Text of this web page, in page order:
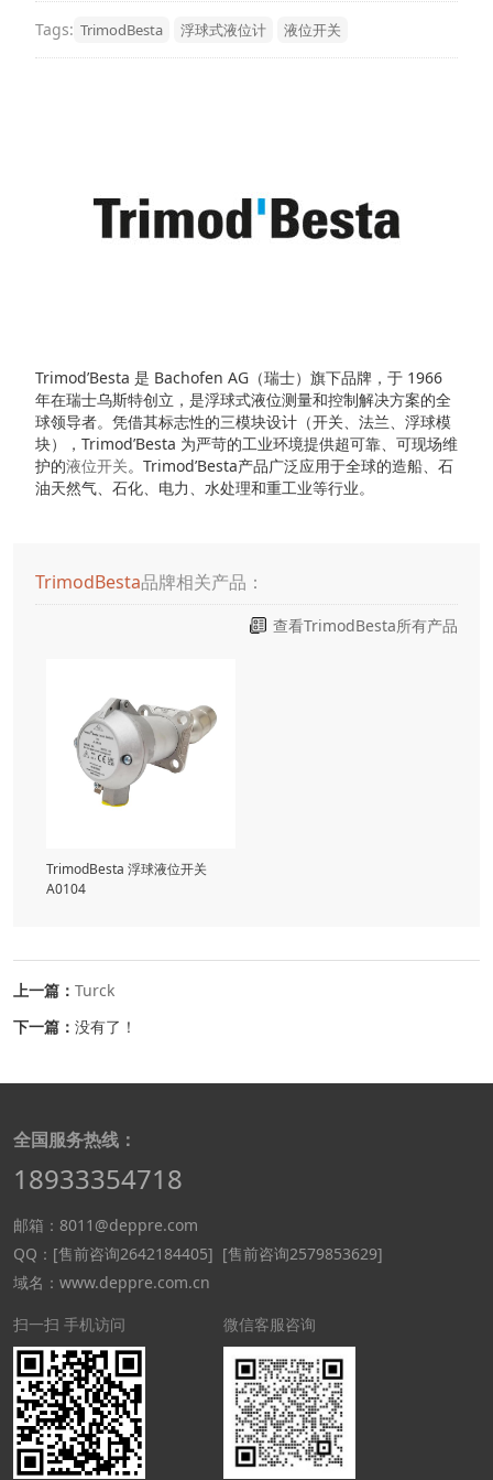
Tags: ​TrimodBesta 浮球式液位计 液位开关
Trimod’Besta 是 Bachofen AG（瑞士）旗下品牌，于 1966
年在瑞士乌斯特创立，是浮球式液位测量和控制解决方案的全
球领导者。凭借其标志性的三模块设计（开关、法兰、浮球模
块），Trimod’Besta 为严苛的工业环境提供超可靠、可现场维
护的液位开关。Trimod’Besta产品广泛应用于全球的造船、石
油天然气、石化、电力、水处理和重工业等行业。
TrimodBesta品牌相关产品：
查看TrimodBesta所有产品
TrimodBesta 浮球液位开关
A0104
上一篇： Turck
下一篇： 没有了！
全国服务热线：
18933354718
邮箱：8011@deppre.com
QQ： [售前咨询2642184405] [售前咨询2579853629]
域名：www.deppre.com.cn
扫一扫 手机访问
微信客服咨询